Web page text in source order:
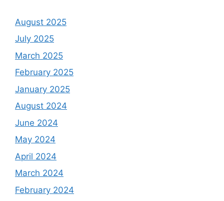
August 2025
July 2025
March 2025
February 2025
January 2025
August 2024
June 2024
May 2024
April 2024
March 2024
February 2024